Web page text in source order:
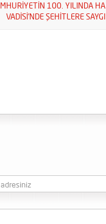
100. YILINDA
VADİSİ’NDE ŞEHİTLERE SAYGI